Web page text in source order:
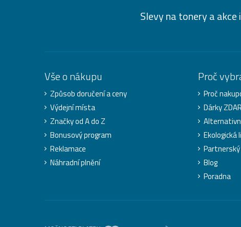
Slevy na tonery a akce
Vše o nákupu
Způsob doručení a ceny
Výdejní místa
Značky od A do Z
Bonusový program
Reklamace
Náhradní plnění
Proč
Proč
Dárky
Ekologická
Partnerský
Blog
Poradna